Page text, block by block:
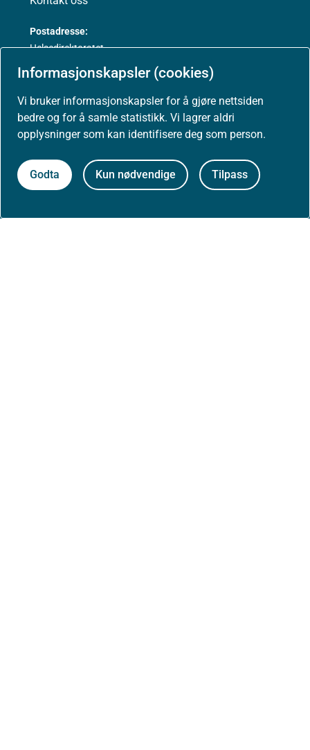
Informasjonskapsler (cookies)
Vi bruker informasjonskapsler for å gjøre nettsiden
bedre og for å samle statistikk. Vi lagrer aldri
opplysninger som kan identifisere deg som person.
Godta Kun nødvendige Tilpass
Postadresse:
Helsedirektoratet
Postboks 220, Skøyen
0213 Oslo
Aktuelt